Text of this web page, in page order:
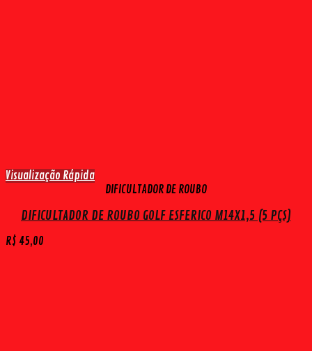
Visualização Rápida
DIFICULTADOR DE ROUBO
DIFICULTADOR DE ROUBO GOLF ESFERICO M14X1,5 (5 PÇS)
R$ 45,00